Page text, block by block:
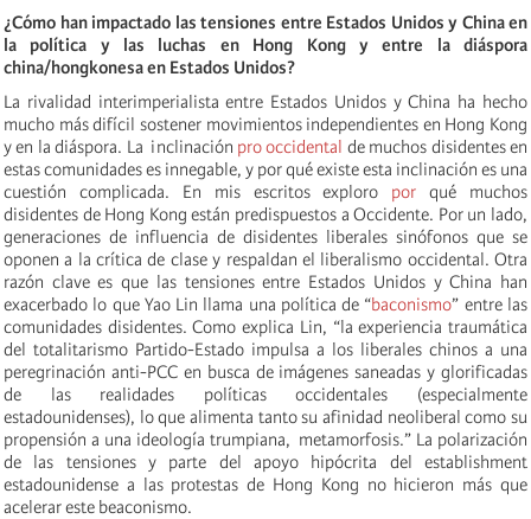
¿Cómo han impactado las tensiones entre Estados Unidos y China en
la política y las luchas en Hong Kong y entre la diáspora
china/hongkonesa en Estados Unidos?
La rivalidad interimperialista entre Estados Unidos y China ha hecho
mucho más difícil sostener movimientos independientes en Hong Kong
y en la diáspora. La inclinación pro occidental de muchos disidentes en
estas comunidades es innegable, y por qué existe esta inclinación es una
cuestión complicada. En mis escritos exploro por qué muchos
disidentes de Hong Kong están predispuestos a Occidente. Por un lado,
generaciones de influencia de disidentes liberales sinófonos que se
oponen a la crítica de clase y respaldan el liberalismo occidental. Otra
razón clave es que las tensiones entre Estados Unidos y China han
exacerbado lo que Yao Lin llama una política de “baconismo” entre las
comunidades disidentes. Como explica Lin, “la experiencia traumática
del totalitarismo Partido-Estado impulsa a los liberales chinos a una
peregrinación anti-PCC en busca de imágenes saneadas y glorificadas
de las realidades políticas occidentales (especialmente
estadounidenses), lo que alimenta tanto su afinidad neoliberal como su
propensión a una ideología trumpiana, metamorfosis.” La polarización
de las tensiones y parte del apoyo hipócrita del establishment
estadounidense a las protestas de Hong Kong no hicieron más que
acelerar este beaconismo.